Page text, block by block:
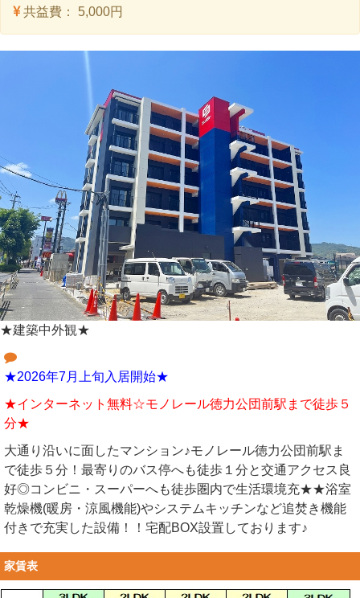
共益費： 5,000円
★建築中外観★
★2026年7月上旬入居開始★
★インターネット無料☆モノレール徳力公団前駅まで徒歩５
分★
大通り沿いに面したマンション♪モノレール徳力公団前駅ま
で徒歩５分！最寄りのバス停へも徒歩１分と交通アクセス良
好◎コンビニ・スーパーへも徒歩圏内で生活環境充★★浴室
乾燥機(暖房・涼風機能)やシステムキッチンなど追焚き機能
付きで充実した設備！！宅配BOX設置しております♪
家賃表